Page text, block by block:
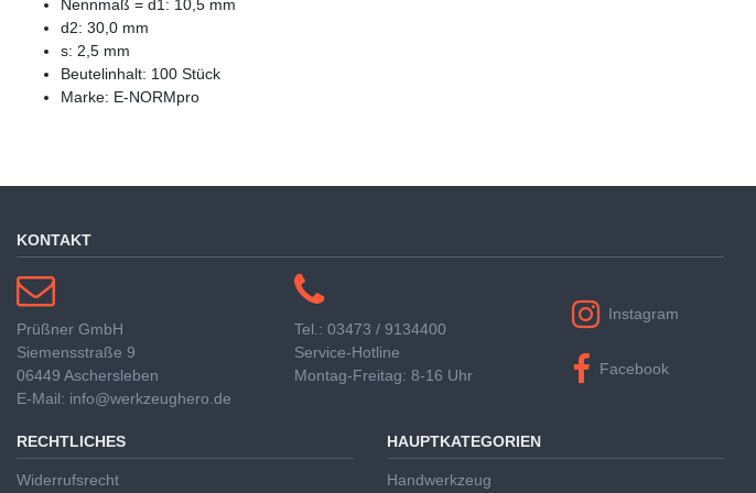
Nennmaß = d1: 10,5 mm
d2: 30,0 mm
s: 2,5 mm
Beutelinhalt: 100 Stück
Marke: E-NORMpro
KONTAKT
Prüßner GmbH
Siemensstraße 9
06449 Aschersleben
E-Mail: info@werkzeughero.de
Tel.: 03473 / 9134400
Service-Hotline
Montag-Freitag: 8-16 Uhr
Instagram
Facebook
RECHTLICHES
Widerrufsrecht
HAUPTKATEGORIEN
Handwerkzeug